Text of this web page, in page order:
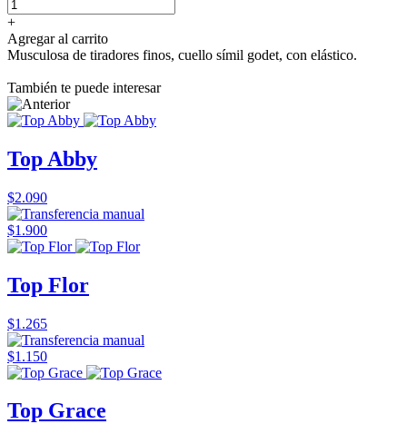
+
Agregar al carrito
Musculosa de tiradores finos, cuello símil godet, con elástico.
También te puede interesar
Top Abby
$2.090
$1.900
Top Flor
$1.265
$1.150
Top Grace